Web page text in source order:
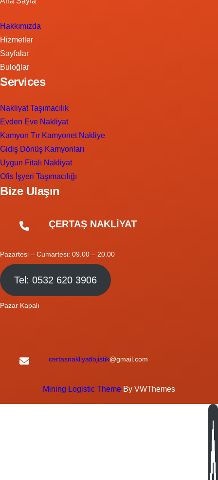
Hakkımızda
Hizmetler
Sayfalar
Buloğlar
Services
Nakliyat Taşımacılık
Evden Eve Nakliyat
Kamyon Tır Kamyonet Nakliye
Gidiş Dönüş Kamyonları
Uygun Fitalı Nakliyat
Ofis İşyeri Taşımacılığı
Bize Ulaşın
ÇERTAŞ NAKLİYAT
Pazartesi – Cumartesi: 09.00 – 20.00
Tel: 0532 620 3906
Pazar Kapalı
certasnakliyatlojistik@gmail.com
Mining Logistic Theme By VWThemes